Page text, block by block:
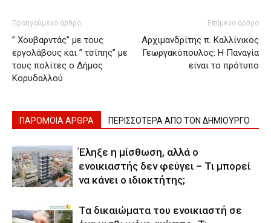
Προηγούμενο άρθρο
” Χουβαρντάς” με τους
εργολάβους και ” τσίπης” με
τους πολίτες ο Δήμος
Κορυδαλλού
Επόμενο άρθρο
Αρχιμανδρίτης π. Καλλίνικος
Γεωργακόπουλος: Η Παναγία
είναι το πρότυπο
ΠΑΡΟΜΟΙΑ ΑΡΘΡΑ ΠΕΡΙΣΣΟΤΕΡΑ ΑΠΟ ΤΟΝ ΔΗΜΙΟΥΡΓΟ
Έληξε η μίσθωση, αλλά ο
ενοικιαστής δεν φεύγει – Τι μπορεί
να κάνει ο ιδιοκτήτης;
Τα δικαιώματα του ενοικιαστή σε